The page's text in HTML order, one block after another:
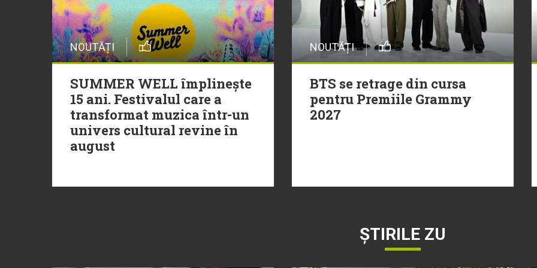
NOUTĂȚI
SUMMER WELL împlinește
15 ani. Festivalul care a
transformat muzica într-un
univers cultural revine în
august
NOUTĂȚI
BTS se retrage din cursa
pentru Premiile Grammy
2027
ȘTIRILE ZU